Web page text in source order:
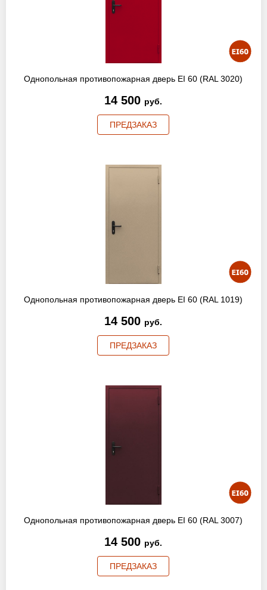
Однопольная противопожарная дверь EI 60 (RAL 3020)
14 500 руб.
ПРЕДЗАКАЗ
Однопольная противопожарная дверь EI 60 (RAL 1019)
14 500 руб.
ПРЕДЗАКАЗ
Однопольная противопожарная дверь EI 60 (RAL 3007)
14 500 руб.
ПРЕДЗАКАЗ